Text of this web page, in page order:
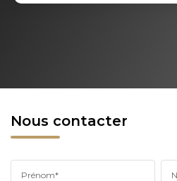
Nous contacter
Prénom*